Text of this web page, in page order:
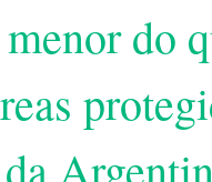
do